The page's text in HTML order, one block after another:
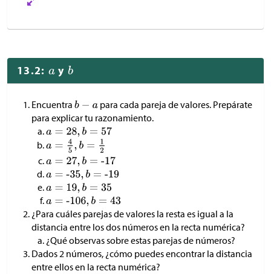
13.2: y
Encuentra
para cada pareja de valores. Prepárate
para explicar tu razonamiento.
¿Para cuáles parejas de valores la resta es igual a la
distancia entre los dos números en la recta numérica?
¿Qué observas sobre estas parejas de números?
Dados 2 números, ¿cómo puedes encontrar la distancia
entre ellos en la recta numérica?